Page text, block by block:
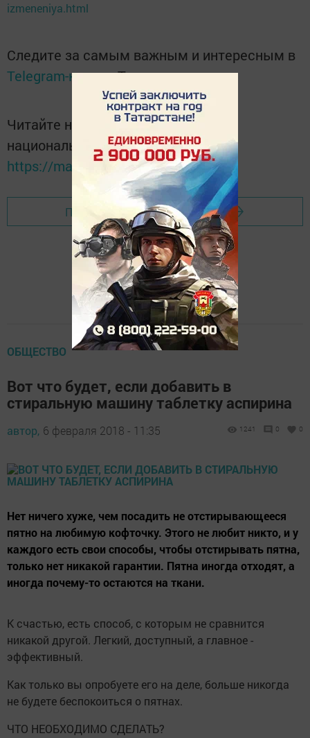
izmeneniya.html
Следите за самым важным и интересным в
Telegram-каналеТатмедиа
Читайте новости Татарстана в
национальном мессенджере MАХ:
https://max.ru/tatmedia
Перейти на страницу новости
ОБЩЕСТВО
Вот что будет, если добавить в
стиральную машину таблетку аспирина
автор, 6 февраля 2018 - 11:35 1241 0 0
Нет ничего хуже, чем посадить не отстирывающееся
пятно на любимую кофточку. Этого не любит никто, и у
каждого есть свои способы, чтобы отстирывать пятна,
только нет никакой гарантии. Пятна иногда отходят, а
иногда почему-то остаются на ткани.
К счастью, есть способ, с которым не сравнится
никакой другой. Легкий, доступный, а главное -
эффективный.
Как только вы опробуете его на деле, больше никогда
не будете беспокоиться о пятнах.
ЧТО НЕОБХОДИМО СДЕЛАТЬ?